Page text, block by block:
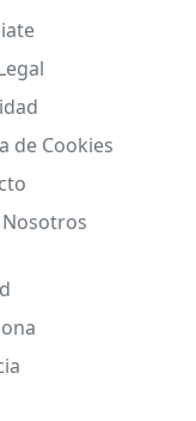
de Cookies